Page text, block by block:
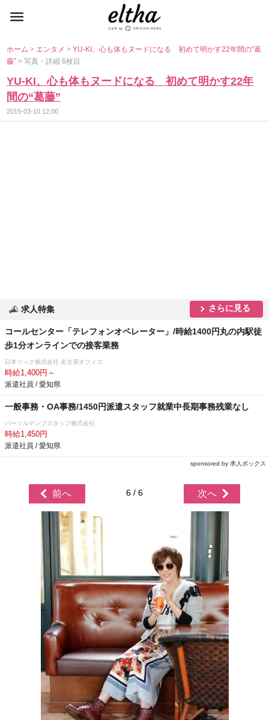
ホーム> エンタメ>YU-KI、心も体もヌードになる 初めて明かす22年間の“葛
藤”> 写真・詳細 6枚目
YU-KI、心も体もヌードになる 初めて明かす22年
間の“葛藤”
2015-03-10 12:00
求人特集 さらに見る
コールセンター「テレフォンオペレーター」/時給1400円丸の内駅徒
歩1分オンラインでの接客業務
日本リック株式会社 名古屋オフィス
時給1,400円～
派遣社員 / 愛知県
一般事務・OA事務/1450円派遣スタッフ就業中長期事務残業なし
パーソルテンプスタッフ株式会社
時給1,450円
派遣社員 / 愛知県
sponsored by 求人ボックス
前へ 6 / 6 次へ